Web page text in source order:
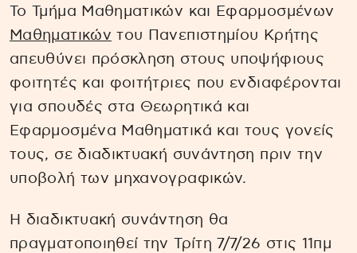
Το Τμήμα Μαθηματικών και Εφαρμοσμένων
Μαθηματικών του Πανεπιστημίου Κρήτης
απευθύνει πρόσκληση στους υποψήφιους
φοιτητές και φοιτήτριες που ενδιαφέρονται
για σπουδές στα Θεωρητικά και
Εφαρμοσμένα Μαθηματικά και τους γονείς
τους, σε διαδικτυακή συνάντηση πριν την
υποβολή των μηχανογραφικών.
Η διαδικτυακή συνάντηση θα
πραγματοποιηθεί την Τρίτη 7/7/26 στις 11πμ